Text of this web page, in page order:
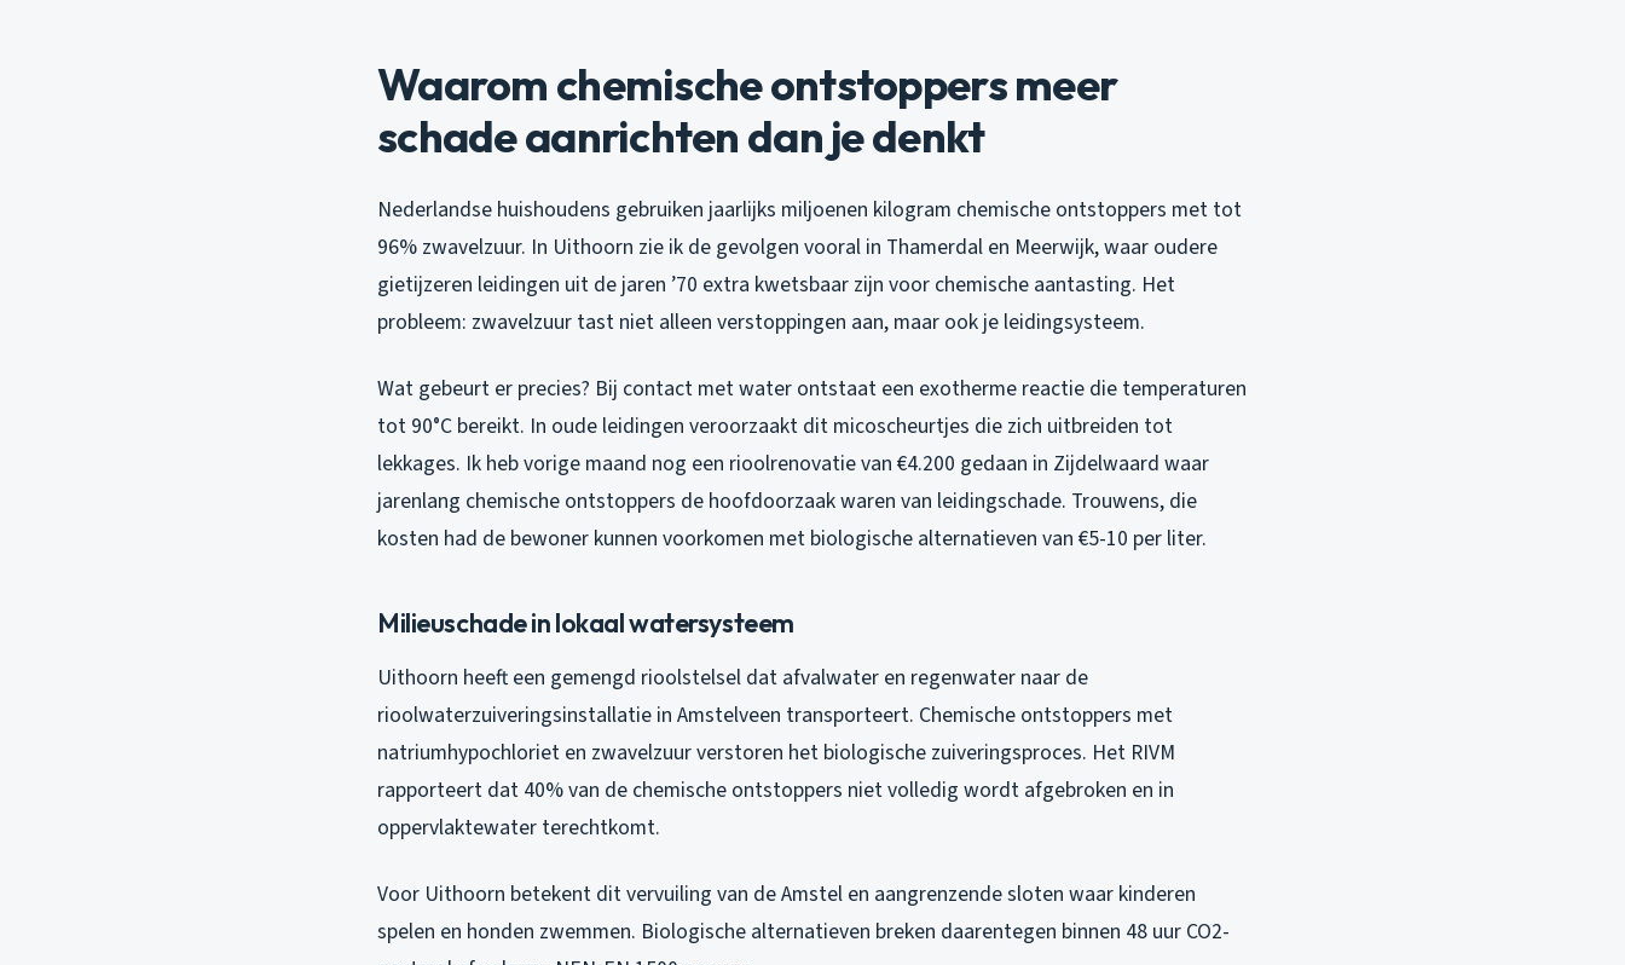
Waarom chemische ontstoppers meer
schade aanrichten dan je denkt
Nederlandse huishoudens gebruiken jaarlijks miljoenen kilogram chemische ontstoppers met tot
96% zwavelzuur. In Uithoorn zie ik de gevolgen vooral in Thamerdal en Meerwijk, waar oudere
gietijzeren leidingen uit de jaren ’70 extra kwetsbaar zijn voor chemische aantasting. Het
probleem: zwavelzuur tast niet alleen verstoppingen aan, maar ook je leidingsysteem.
Wat gebeurt er precies? Bij contact met water ontstaat een exotherme reactie die temperaturen
tot 90°C bereikt. In oude leidingen veroorzaakt dit micoscheurtjes die zich uitbreiden tot
lekkages. Ik heb vorige maand nog een rioolrenovatie van €4.200 gedaan in Zijdelwaard waar
jarenlang chemische ontstoppers de hoofdoorzaak waren van leidingschade. Trouwens, die
kosten had de bewoner kunnen voorkomen met biologische alternatieven van €5-10 per liter.
Milieuschade in lokaal watersysteem
Uithoorn heeft een gemengd rioolstelsel dat afvalwater en regenwater naar de
rioolwaterzuiveringsinstallatie in Amstelveen transporteert. Chemische ontstoppers met
natriumhypochloriet en zwavelzuur verstoren het biologische zuiveringsproces. Het RIVM
rapporteert dat 40% van de chemische ontstoppers niet volledig wordt afgebroken en in
oppervlaktewater terechtkomt.
Voor Uithoorn betekent dit vervuiling van de Amstel en aangrenzende sloten waar kinderen
spelen en honden zwemmen. Biologische alternatieven breken daarentegen binnen 48 uur CO2-